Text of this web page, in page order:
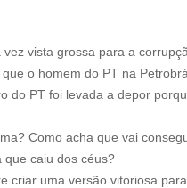
vista grossa para a
o homem do PT na
do PT foi levada a depor
Como acha que vai
que caiu dos céus?
criar uma versão vitoriosa